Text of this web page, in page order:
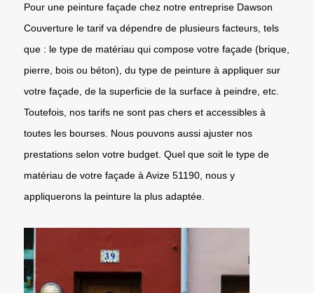
Pour une peinture façade chez notre entreprise Dawson
Couverture le tarif va dépendre de plusieurs facteurs, tels
que : le type de matériau qui compose votre façade (brique,
pierre, bois ou béton), du type de peinture à appliquer sur
votre façade, de la superficie de la surface à peindre, etc.
Toutefois, nos tarifs ne sont pas chers et accessibles à
toutes les bourses. Nous pouvons aussi ajuster nos
prestations selon votre budget. Quel que soit le type de
matériau de votre façade à Avize 51190, nous y
appliquerons la peinture la plus adaptée.